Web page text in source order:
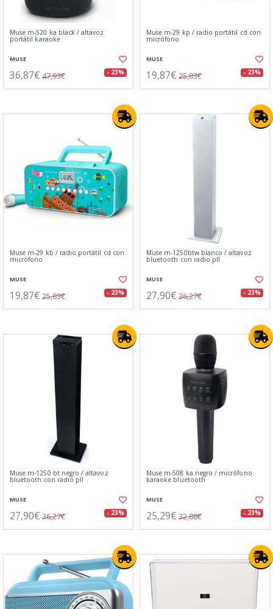
Muse m-520 ka black / altavoz
portátil karaoke
MUSE
36,87€ 47,93€ - 23%
Muse m-29 kp / radio portátil cd con
micrófono
MUSE
19,87€ 25,83€ - 23%
Muse m-29 kb / radio portátil cd con
micrófono
MUSE
19,87€ 25,83€ - 23%
Muse m-1250btw blanco / altavoz
bluetooth con radio pll
MUSE
27,90€ 36,27€ - 23%
Muse m-1250 bt negro / altavoz
bluetooth con radio pll
MUSE
27,90€ 36,27€ - 23%
Muse m-508 ka negro / micrófono
karaoke bluetooth
MUSE
25,29€ 32,88€ - 23%